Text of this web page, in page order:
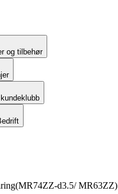
og tilbehør
d3.5/ MR63ZZ)